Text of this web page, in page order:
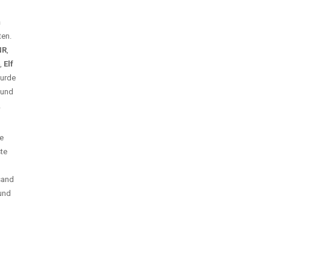
,
, Elf